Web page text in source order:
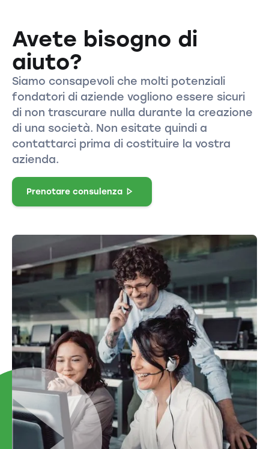
Avete bisogno di
aiuto?
Siamo consapevoli che molti potenziali
fondatori di aziende vogliono essere sicuri
di non trascurare nulla durante la creazione
di una società. Non esitate quindi a
contattarci prima di costituire la vostra
azienda.
Prenotare consulenza